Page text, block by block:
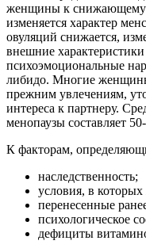
женщины к
изменяется характер
овуляций снижается,
внешние
психоэмоциональные
либидо. Многие
прежним увлечениям,
интереса к партнеру.
менопаузы составляет
К факторам,
наследственность;
условия, в
перенесенные
психологическое
дефициты